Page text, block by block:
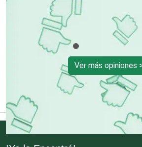
Contadores
Control de Plagas
Conversiones Automotrices
Ver más opiniones